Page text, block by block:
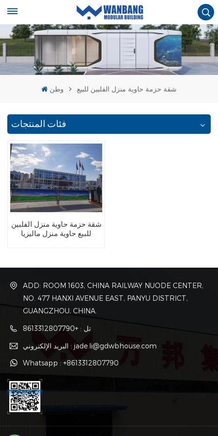
وطن شقة حزمة حاوية منزل الفلبين للبيع
فئات المنتجات
شقة حزمة حاوية منزل الفلبين
للبيع حاوية منزل ماليزيا
ADD: ROOM 1603, CHINA RAILWAY NUODE CENTER,
NO. 477 HANXI AVENUE EAST, PANYU DISTRICT,
GUANGZHOU, CHINA.
تل : +8613312807790
البريد الإلكتروني : jade.li@gdwbhouse.com
Whatsapp : +8613312807790